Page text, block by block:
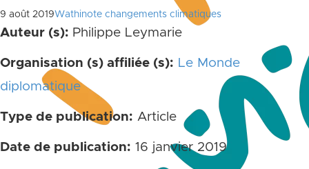
9 août 2019Wathinote changements climatiques
Auteur (s): Philippe Leymarie
Organisation (s) affiliée (s): Le Monde
diplomatique
Type de publication: Article
Date de publication: 16 janvier 2019